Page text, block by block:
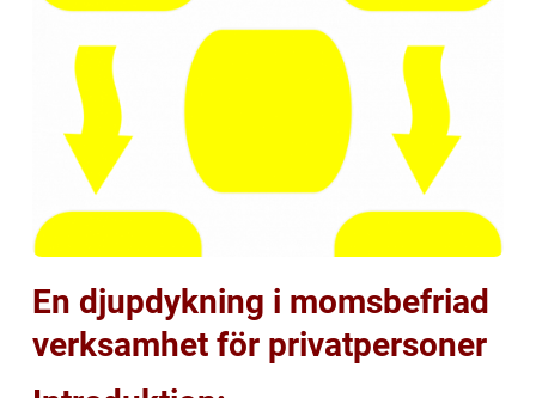
En djupdykning i momsbefriad
verksamhet för privatpersoner